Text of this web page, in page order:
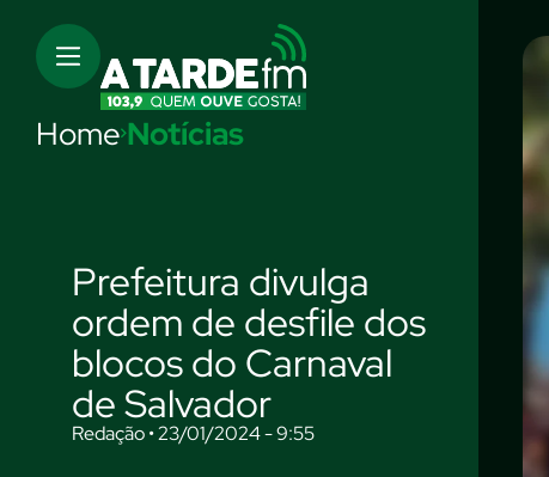
Home Notícias
Prefeitura divulga
ordem de desfile dos
blocos do Carnaval
de Salvador
Redação • 23/01/2024 - 9:55